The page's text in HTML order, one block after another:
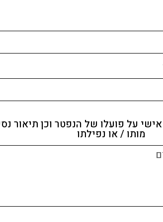
אישי על פועלו של הנפטר וכן תיאור
מותו / או נפילתו